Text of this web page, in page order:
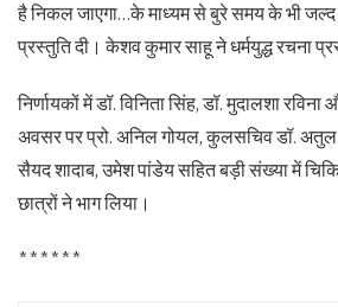
है निकल जाएगा…के माध्यम से बुरे समय के भी जल्द
प्रस्तुति दी। केशव कुमार साहू ने धर्मयुद्ध रचना
निर्णायकों में डॉ. विनिता सिंह, डॉ. मुदालशा
अवसर पर प्रो. अनिल गोयल, कुलसचिव डॉ. अतुल
सैयद शादाब, उमेश पांडेय सहित बड़ी संख्या में
छात्रों ने भाग लिया।
******